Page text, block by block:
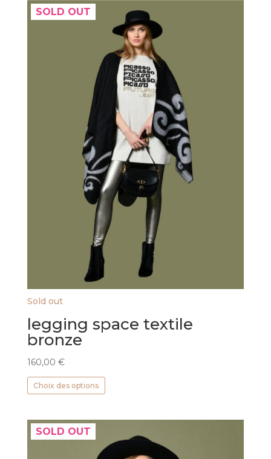
SOLD OUT
Sold out
legging space textile
bronze
160,00 €
Choix des options
Ce
plusieurs
Les
SOLD OUT